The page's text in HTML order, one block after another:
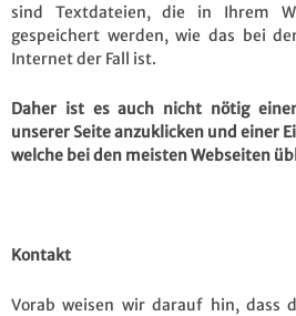
sind Textdateien, die in Ihrem
gespeichert werden, wie das bei
Internet der Fall ist.
Daher ist es auch nicht nötig
unserer Seite anzuklicken und einer
welche bei den meisten Webseiten
Kontakt
Vorab weisen wir darauf hin, dass